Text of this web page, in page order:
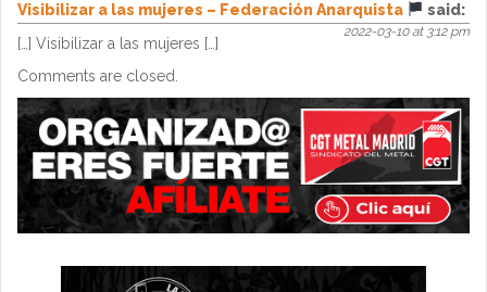
Visibilizar a las mujeres – Federación Anarquista said:
2022-03-10 at 3:12 pm
[…] Visibilizar a las mujeres […]
Comments are closed.